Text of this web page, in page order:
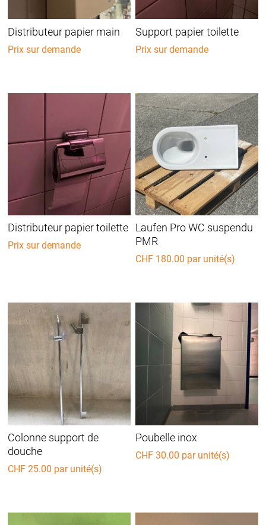
Distributeur papier main
Prix sur demande
Support papier toilette
Prix sur demande
Distributeur papier toilette
Prix sur demande
Laufen Pro WC suspendu
PMR
CHF 180.00 par unité(s)
Colonne support de
douche
CHF 25.00 par unité(s)
Poubelle inox
CHF 30.00 par unité(s)